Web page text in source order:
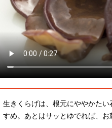
生きくらげは、根元にややかた
すめ。あとはサッとゆでれば、お